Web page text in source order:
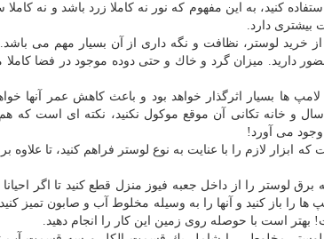
كنید، به این مفهوم كه نور نه كاملا زرد باشد و نه
بیشتری دارد.
خرید لوستر، نظافت و نگه داری از آن بسیار مهم می باشد.
دارید. میزان گرد و خاك و حتی دوده موجود در فضا كاملا
ها بسیار اثرگذار خواهد بود و باعث كاهش عمر آنها
سال و خانه تكانی آن موقع موكول نكنید، نكته ای است
می آورد!
كه ابزار لازم را با عنایت به نوع لوستر فراهم كنید، تا
برق لوستر را از داخل جعبه فیوز منزل قطع كنید تا اگر
را باز كنید و آنها را به وسیله مخلوط آب و صابون تمیز
است با حوصله روی زمین این كار را انجام دهید.